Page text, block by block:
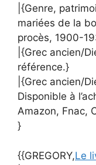
|{Genre,
mariées de la
procès, 1900-
|{Grec ancien/
référence.}
|{Grec ancien/
Disponible à
Amazon, Fnac,
}
{{GREGORY,Le